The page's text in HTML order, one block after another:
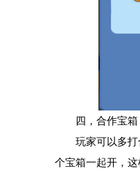
四，合作宝箱
玩家可以多
个宝箱一起开，这